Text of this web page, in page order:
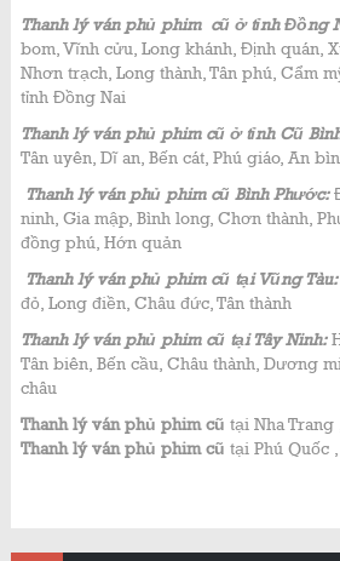
Thanh lý ván phủ phim cũ ở tỉnh Đồng
bom, Vĩnh cửu, Long khánh, Định quán,
Nhơn trạch, Long thành, Tân phú, Cẩm
tỉnh Đồng Nai
Thanh lý ván phủ phim cũ ở tỉnh Cũ
Tân uyên, Dĩ an, Bến cát, Phú giáo, An
Thanh lý ván phủ phim cũ Bình Phước:
ninh, Gia mập, Bình long, Chơn thành,
đồng phú, Hớn quản
Thanh lý ván phủ phim cũ tại Vũng Tàu:
đỏ, Long điền, Châu đức, Tân thành
Thanh lý ván phủ phim cũ tại Tây Ninh:
Tân biên, Bến cầu, Châu thành, Dương
châu
Thanh lý ván phủ phim cũ tại Nha Trang
Thanh lý ván phủ phim cũ tại Phú Quốc